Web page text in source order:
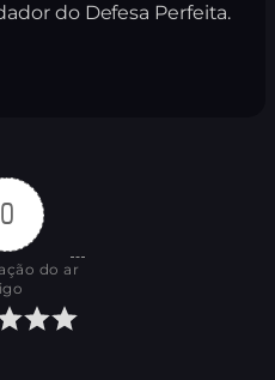
do Defesa Perfeita.
0
do ar